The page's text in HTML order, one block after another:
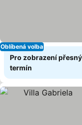
Oblíbená volba
Pro zobrazení
termín